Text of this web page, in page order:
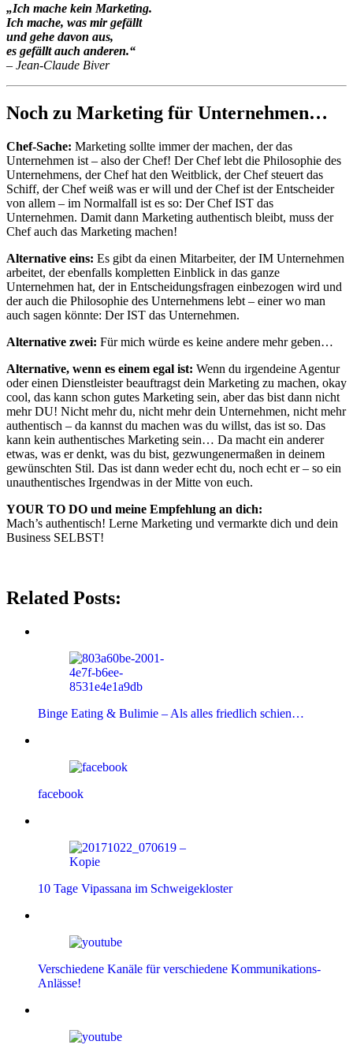
„Ich mache kein Marketing.
Ich mache, was mir gefällt
und gehe davon aus,
es gefällt auch anderen.“
– Jean-Claude Biver
Noch zu Marketing für Unternehmen…
Chef-Sache: Marketing sollte immer der machen, der das
Unternehmen ist – also der Chef! Der Chef lebt die Philosophie des
Unternehmens, der Chef hat den Weitblick, der Chef steuert das
Schiff, der Chef weiß was er will und der Chef ist der Entscheider
von allem – im Normalfall ist es so: Der Chef IST das
Unternehmen. Damit dann Marketing authentisch bleibt, muss der
Chef auch das Marketing machen!
Alternative eins: Es gibt da einen Mitarbeiter, der IM Unternehmen
arbeitet, der ebenfalls kompletten Einblick in das ganze
Unternehmen hat, der in Entscheidungsfragen einbezogen wird und
der auch die Philosophie des Unternehmens lebt – einer wo man
auch sagen könnte: Der IST das Unternehmen.
Alternative zwei: Für mich würde es keine andere mehr geben…
Alternative, wenn es einem egal ist: Wenn du irgendeine Agentur
oder einen Dienstleister beauftragst dein Marketing zu machen, okay
cool, das kann schon gutes Marketing sein, aber das bist dann nicht
mehr DU! Nicht mehr du, nicht mehr dein Unternehmen, nicht mehr
authentisch – da kannst du machen was du willst, das ist so. Das
kann kein authentisches Marketing sein… Da macht ein anderer
etwas, was er denkt, was du bist, gezwungenermaßen in deinem
gewünschten Stil. Das ist dann weder echt du, noch echt er – so ein
unauthentisches Irgendwas in der Mitte von euch.
YOUR TO DO und meine Empfehlung an dich:
Mach’s authentisch! Lerne Marketing und vermarkte dich und dein
Business SELBST!
Related Posts:
Binge Eating & Bulimie – Als alles friedlich schien…
facebook
10 Tage Vipassana im Schweigekloster
Verschiedene Kanäle für verschiedene Kommunikations-
Anlässe!